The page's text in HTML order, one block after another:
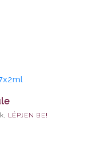
LÉPJEN BE!